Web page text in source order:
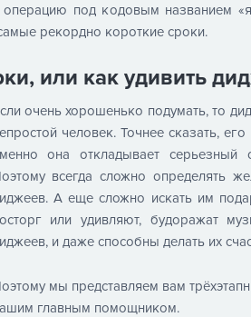
под кодовым названием
рекордно короткие сроки.
или как удивить
очень хорошенько подумать, то
человек. Точнее сказать,
она откладывает серьезный
всегда сложно определять
А еще сложно искать им
или удивляют, будоражат
и даже способны делать их
мы представляем вам
главным помощником.